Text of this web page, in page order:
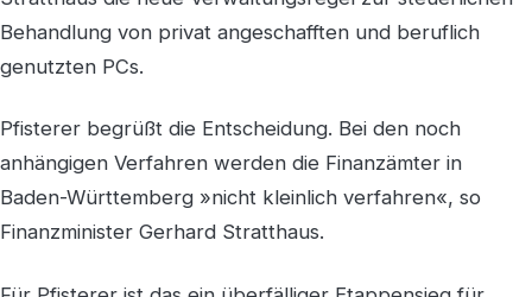
Behandlung von privat angeschafften und beruflich
genutzten PCs.
Pfisterer begrüßt die Entscheidung. Bei den noch
anhängigen Verfahren werden die Finanzämter in
Baden-Württemberg »nicht kleinlich verfahren«, so
Finanzminister Gerhard Stratthaus.